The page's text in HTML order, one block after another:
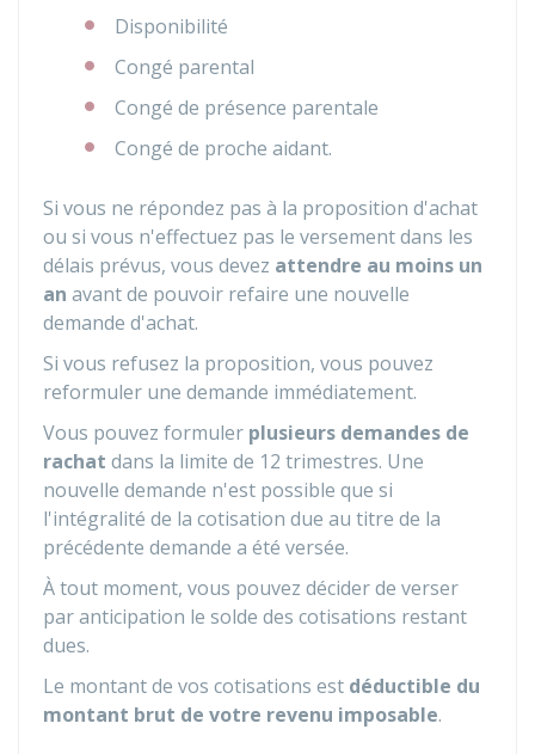
Disponibilité
Congé parental
Congé de présence parentale
Congé de proche aidant.
Si vous ne répondez pas à la proposition d'achat
ou si vous n'effectuez pas le versement dans les
délais prévus, vous devez attendre au moins un
an avant de pouvoir refaire une nouvelle
demande d'achat.
Si vous refusez la proposition, vous pouvez
reformuler une demande immédiatement.
Vous pouvez formuler plusieurs demandes de
rachat dans la limite de 12 trimestres. Une
nouvelle demande n'est possible que si
l'intégralité de la cotisation due au titre de la
précédente demande a été versée.
À tout moment, vous pouvez décider de verser
par anticipation le solde des cotisations restant
dues.
Le montant de vos cotisations est déductible du
montant brut de votre revenu imposable.